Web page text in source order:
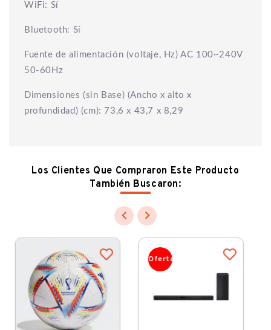
WiFi: Sí
Bluetooth: Sí
Fuente de alimentación (voltaje, Hz) AC 100~240V
50-60Hz
Dimensiones (sin Base) (Ancho x alto x
profundidad) (cm): 73,6 x 43,7 x 8,29
Los Clientes Que Compraron Este Producto
También Buscaron:
 
Oferta